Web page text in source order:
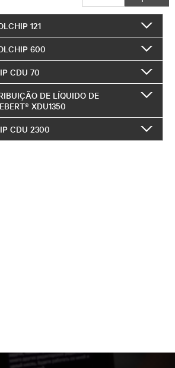
121
600
CDU 70
DE LÍQUIDO DE
XDU1350
CDU 2300